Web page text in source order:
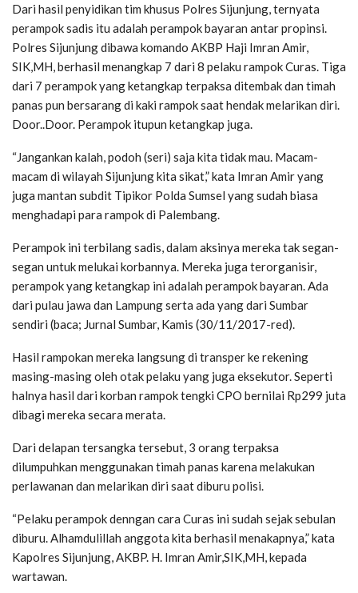
Dari hasil penyidikan tim khusus Polres Sijunjung, ternyata
perampok sadis itu adalah perampok bayaran antar propinsi.
Polres Sijunjung dibawa komando AKBP Haji Imran Amir,
SIK,MH, berhasil menangkap 7 dari 8 pelaku rampok Curas. Tiga
dari 7 perampok yang ketangkap terpaksa ditembak dan timah
panas pun bersarang di kaki rampok saat hendak melarikan diri.
Door..Door. Perampok itupun ketangkap juga.
“Jangankan kalah, podoh (seri) saja kita tidak mau. Macam-
macam di wilayah Sijunjung kita sikat,” kata Imran Amir yang
juga mantan subdit Tipikor Polda Sumsel yang sudah biasa
menghadapi para rampok di Palembang.
Perampok ini terbilang sadis, dalam aksinya mereka tak segan-
segan untuk melukai korbannya. Mereka juga terorganisir,
perampok yang ketangkap ini adalah perampok bayaran. Ada
dari pulau jawa dan Lampung serta ada yang dari Sumbar
sendiri (baca; Jurnal Sumbar, Kamis (30/11/2017-red).
Hasil rampokan mereka langsung di transper ke rekening
masing-masing oleh otak pelaku yang juga eksekutor. Seperti
halnya hasil dari korban rampok tengki CPO bernilai Rp299 juta
dibagi mereka secara merata.
Dari delapan tersangka tersebut, 3 orang terpaksa
dilumpuhkan menggunakan timah panas karena melakukan
perlawanan dan melarikan diri saat diburu polisi.
“Pelaku perampok denngan cara Curas ini sudah sejak sebulan
diburu. Alhamdulillah anggota kita berhasil menakapnya,” kata
Kapolres Sijunjung, AKBP. H. Imran Amir,SIK,MH, kepada
wartawan.